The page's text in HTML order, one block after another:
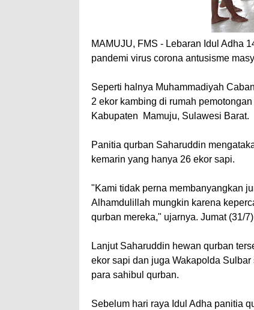
MAMUJU, FMS - Lebaran Idul Adha
pandemi virus corona antusisme
Seperti halnya Muhammadiyah
2 ekor kambing di rumah
Kabupaten Mamuju, Sulawesi Barat.
Panitia qurban Saharuddin
kemarin yang hanya 26 ekor sapi.
"Kami tidak perna membanyangkan
Alhamdulillah mungkin karena
qurban mereka," ujarnya. Jumat (31/
Lanjut Saharuddin hewan qurban
ekor sapi dan juga Wakapolda
para sahibul qurban.
Sebelum hari raya Idul Adha panitia